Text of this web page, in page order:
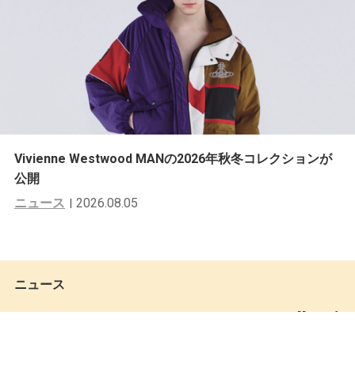
Vivienne Westwood MANの2026年秋冬コレクションが
公開
ニュース
2026.08.05
ニュース
OUR LEGACYの2025 Summer Collecti